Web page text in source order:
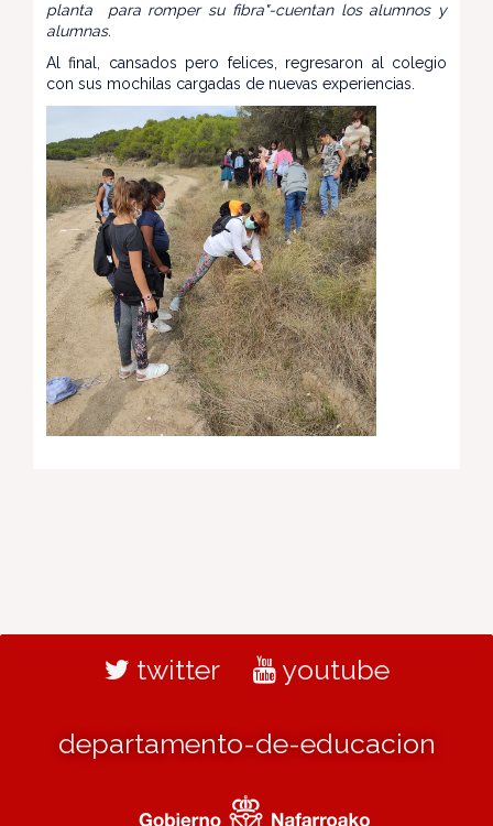
planta para romper su fibra"-cuentan los alumnos y
alumnas.
Al final, cansados pero felices, regresaron al colegio
con sus mochilas cargadas de nuevas experiencias.
twitter youtube
departamento-de-educacion